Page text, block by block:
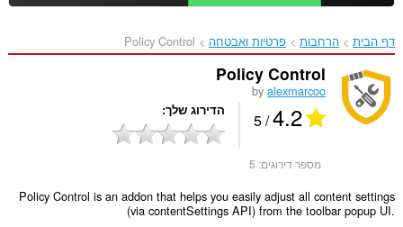
דף הבית הרחבות פרטיות ואבטחה Policy Control‎
Policy Control
byalexmarcoo
4.2
/ 5 הדירוג שלך
מספר דירוגים: 5
Policy Control is an addon that helps you easily adjust all content settings
(via contentSettings API) from the toolbar popup UI.